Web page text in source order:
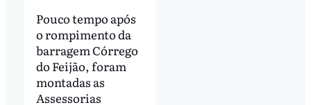
Pouco tempo após
o rompimento da
barragem Córrego
do Feijão, foram
montadas as
Assessorias